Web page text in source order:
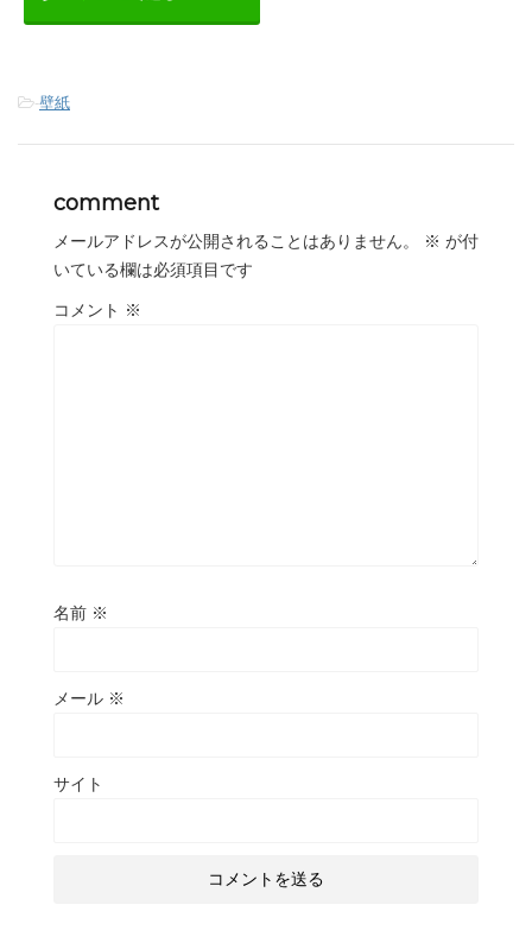
-壁紙
comment
メールアドレスが公開されることはありません。 ※ が付
いている欄は必須項目です
コメント ※
名前 ※
メール ※
サイト